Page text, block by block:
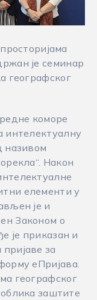
је семинар
географског
коморе
интелектуалну
називом
Након
елементи у
је и
Законом о
је приказан и
за
еПријава.
географског
заштите